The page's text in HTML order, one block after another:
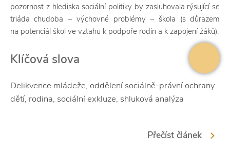
pozornost z hlediska sociální politiky by zasluhovala rýsující se
triáda chudoba − výchovné problémy − škola (s důrazem
na potenciál škol ve vztahu k podpoře rodin a k zapojení žáků).
Klíčová slova
Delikvence mládeže, oddělení sociálně-právní ochrany
dětí, rodina, sociální exkluze, shluková analýza
Přečíst článek